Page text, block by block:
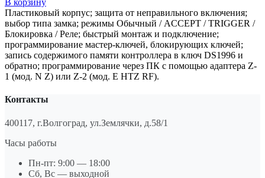
В корзину
Пластиковый корпус; защита от неправильного включения;
выбор типа замка; режимы Обычный / ACCEPT / TRIGGER /
Блокировка / Реле; быстрый монтаж и подключение;
программирование мастер-ключей, блокирующих ключей;
запись содержимого памяти контроллера в ключ DS1996 и
обратно; программирование через ПК с помощью адаптера Z-
1 (мод. N Z) или Z-2 (мод. E HTZ RF).
Контакты
400117, г.Волгоград, ул.Землячки, д.58/1
Часы работы
Пн-пт: 9:00 — 18:00
Сб, Вс — выходной